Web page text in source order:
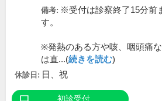
備考: ※受付は診察終了15分前
す。
※発熱のある方や咳、咽頭痛
は直...(続きを読む)
休診日: 日、祝
初診受付